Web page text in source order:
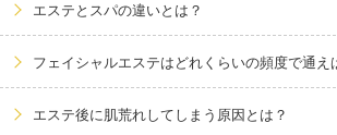
エステとスパの違いとは？
フェイシャルエステはどれくらいの頻度で通え
エステ後に肌荒れしてしまう原因とは？